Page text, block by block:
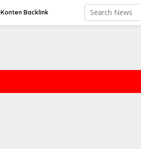
Konten Backlink